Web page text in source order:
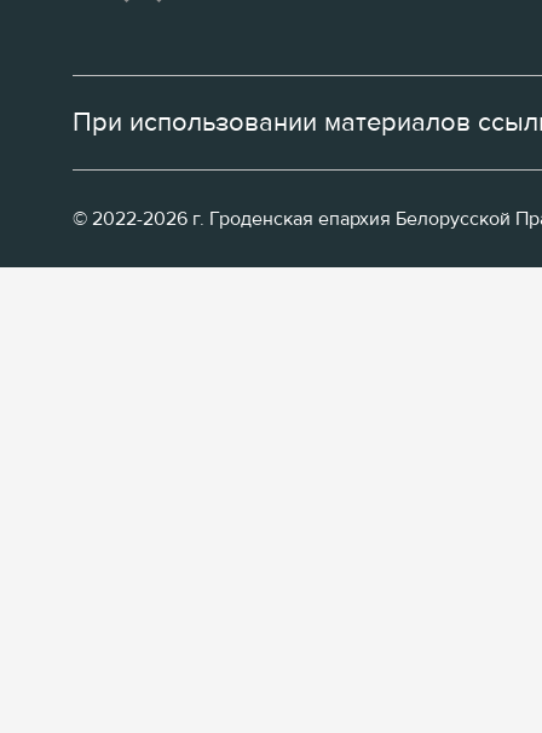
При использовании материалов
© 2022-2026 г. Гроденская епархия Белорусской